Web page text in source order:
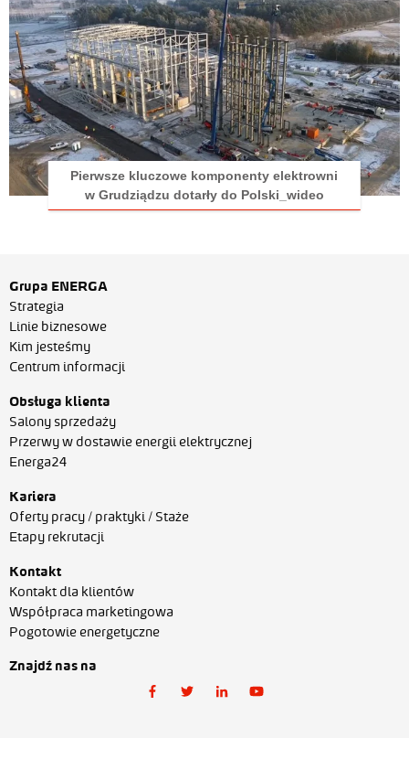
Pierwsze kluczowe komponenty elektrowni
w Grudziądzu dotarły do Polski_wideo
Grupa ENERGA
Strategia
Linie biznesowe
Kim jesteśmy
Centrum informacji
Obsługa klienta
Salony sprzedaży
Przerwy w dostawie energii elektrycznej
Energa24
Kariera
Oferty pracy / praktyki / Staże
Etapy rekrutacji
Kontakt
Kontakt dla klientów
Współpraca marketingowa
Pogotowie energetyczne
Znajdź nas na